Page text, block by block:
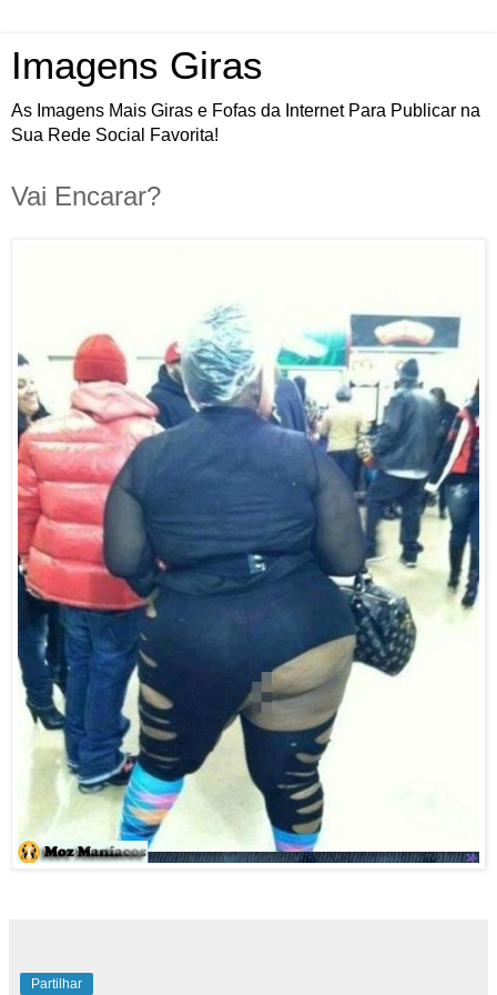
Imagens Giras
As Imagens Mais Giras e Fofas da Internet Para Publicar na
Sua Rede Social Favorita!
Vai Encarar?
Partilhar